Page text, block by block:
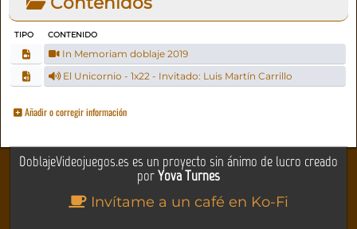
TIPO CONTENIDO
In Memoriam doblaje 2019
El Unicornio - 1x22 - Invitado: Luis Martín Carrillo
Añadir o corregir información
DoblajeVideojuegos.es es un proyecto sin ánimo de lucro creado
porYova Turnes
Invítame a un café en Ko-Fi